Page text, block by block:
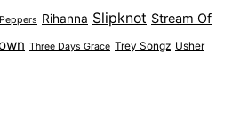
Rihanna Slipknot Stream Of
Three Days Grace Trey Songz Usher